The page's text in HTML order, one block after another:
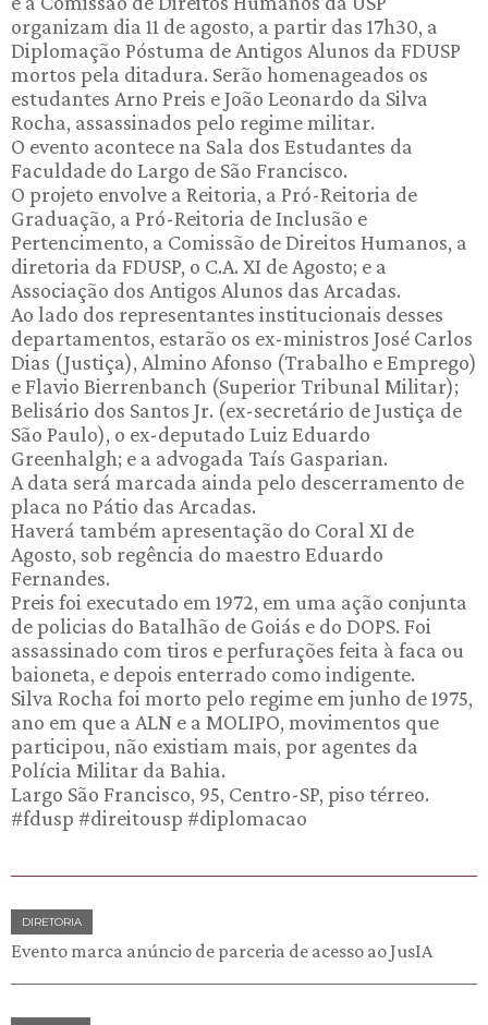
organizam dia 11 de agosto, a partir das 17h30, a
Diplomação Póstuma de Antigos Alunos da FDUSP
mortos pela ditadura. Serão homenageados os
estudantes Arno Preis e João Leonardo da Silva
Rocha, assassinados pelo regime militar.
O evento acontece na Sala dos Estudantes da
Faculdade do Largo de São Francisco.
O projeto envolve a Reitoria, a Pró-Reitoria de
Graduação, a Pró-Reitoria de Inclusão e
Pertencimento, a Comissão de Direitos Humanos, a
diretoria da FDUSP, o C.A. XI de Agosto; e a
Associação dos Antigos Alunos das Arcadas.
Ao lado dos representantes institucionais desses
departamentos, estarão os ex-ministros José Carlos
Dias (Justiça), Almino Afonso (Trabalho e Emprego)
e Flavio Bierrenbanch (Superior Tribunal Militar);
Belisário dos Santos Jr. (ex-secretário de Justiça de
São Paulo), o ex-deputado Luiz Eduardo
Greenhalgh; e a advogada Taís Gasparian.
A data será marcada ainda pelo descerramento de
placa no Pátio das Arcadas.
Haverá também apresentação do Coral XI de
Agosto, sob regência do maestro Eduardo
Fernandes.
Preis foi executado em 1972, em uma ação conjunta
de policias do Batalhão de Goiás e do DOPS. Foi
assassinado com tiros e perfurações feita à faca ou
baioneta, e depois enterrado como indigente.
Silva Rocha foi morto pelo regime em junho de 1975,
ano em que a ALN e a MOLIPO, movimentos que
participou, não existiam mais, por agentes da
Polícia Militar da Bahia.
Largo São Francisco, 95, Centro-SP, piso térreo.
#fdusp #direitousp #diplomacao
DIRETORIA
Evento marca anúncio de parceria de acesso ao JusIA